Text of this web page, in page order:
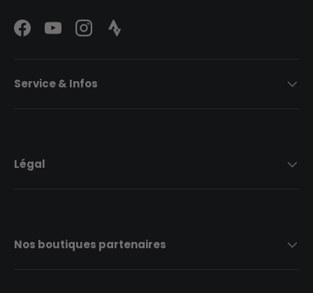
FacebookYouTubeInstagramStrava Logo
Service & Infos
Légal
Nos boutiques partenaires